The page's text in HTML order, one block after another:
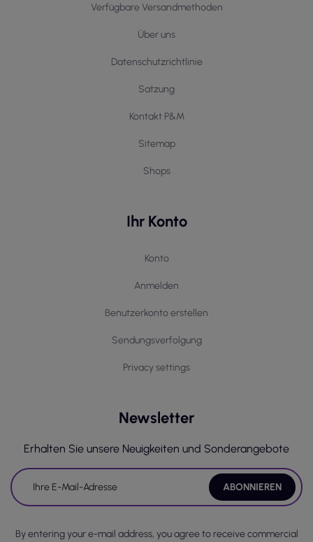
Verfügbare Versandmethoden
Über uns
Datenschutzrichtlinie
Satzung
Kontakt P&M
Sitemap
Shops
Ihr Konto
Konto
Anmelden
Benutzerkonto erstellen
Sendungsverfolgung
Privacy settings
Newsletter
Erhalten Sie unsere Neuigkeiten und Sonderangebote
By entering your e-mail address, you agree to receive commercial